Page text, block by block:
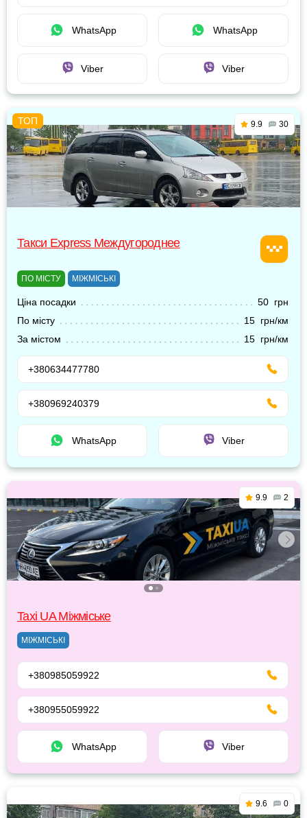
WhatsApp WhatsApp
Viber Viber
9.9 30
Такси Express Междугороднее
ПО МІСТУ МІЖМІСЬКІ
Ціна посадки
50 грн
По місту
15 грн/км
За містом
15 грн/км
+380634477780
+380969240379
WhatsApp Viber
9.9 2
Taxi UA Міжміське
МІЖМІСЬКІ
+380985059922
+380955059922
WhatsApp Viber
9.6 0